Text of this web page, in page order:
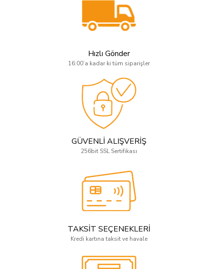
Hızlı Gönder
16:00’a kadar ki tüm siparişler
GÜVENLİ ALIŞVERİŞ
256bit SSL Sertifikası
TAKSİT SEÇENEKLERİ
Kredi kartına taksit ve havale